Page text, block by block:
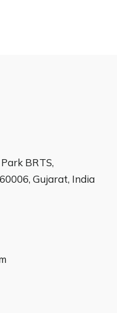
BRTS,
Gujarat, India